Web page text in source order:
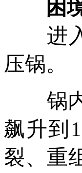
困境
进入
压锅。
锅内
飙升到
裂、重